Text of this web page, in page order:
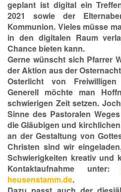
geplant ist digital ein
2021 sowie der
Kommunion. Vieles müsse
in den digitalen Raum
Chance bieten kann.
Gerne wünscht sich Pfarrer
der Aktion aus der
Osterlicht von
Generell möchte man
schwierigen Zeit setzen.
Sinne des Pastoralen
die Gläubigen und
an der Gestaltung von
Christen sind wir
Schwierigkeiten kreativ und
Kontaktaufnahme unter:
heusenstamm.de.